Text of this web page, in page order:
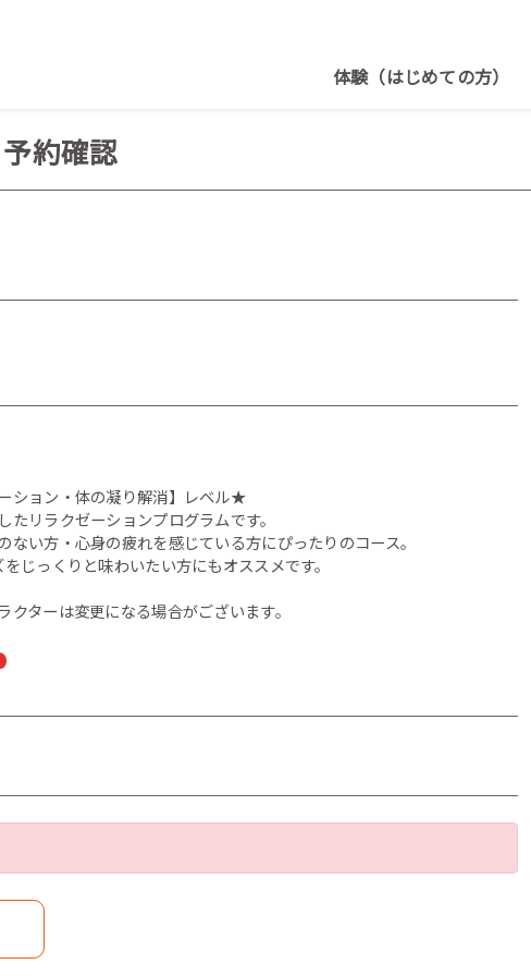
体験（はじめての方）
予約確認
ーション・体の凝り解消】レベル★
たリラクゼーションプログラムです。
ない方・心身の疲れを感じている方にぴったりのコース。
じっくりと味わいたい方にもオススメです。
クターは変更になる場合がございます。